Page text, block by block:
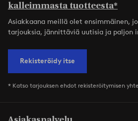
kalleimmasta tuotteesta*
Asiakkaana meillä olet ensimmäinen,
tarjouksia, jännittäviä uutisia ja paljon
Rekisteröidy itse
* Katso tarjouksen ehdot rekisteröitymisen